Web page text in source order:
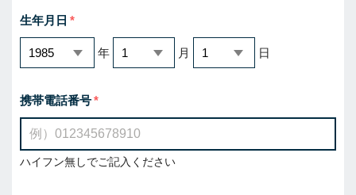
生年月日
年 月 日
携帯電話番号
ハイフン無しでご記入ください